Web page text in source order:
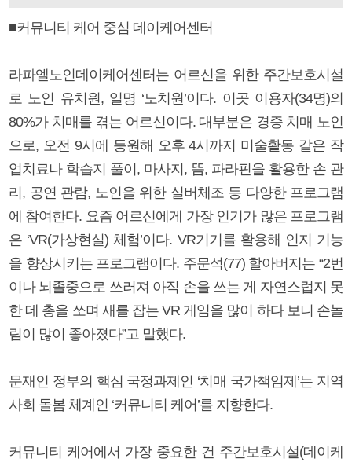
■커뮤니티 케어 중심 데이케어센터
라파엘노인데이케어센터는 어르신을 위한 주간보호시설
로 노인 유치원, 일명 ‘노치원’이다. 이곳 이용자(34명)의
80%가 치매를 겪는 어르신이다. 대부분은 경증 치매 노인
으로, 오전 9시에 등원해 오후 4시까지 미술활동 같은 작
업치료나 학습지 풀이, 마사지, 뜸, 파라핀을 활용한 손 관
리, 공연 관람, 노인을 위한 실버체조 등 다양한 프로그램
에 참여한다. 요즘 어르신에게 가장 인기가 많은 프로그램
은 ‘VR(가상현실) 체험’이다. VR기기를 활용해 인지 기능
을 향상시키는 프로그램이다. 주문석(77) 할아버지는 “2번
이나 뇌졸중으로 쓰러져 아직 손을 쓰는 게 자연스럽지 못
한 데 총을 쏘며 새를 잡는 VR 게임을 많이 하다 보니 손놀
림이 많이 좋아졌다”고 말했다.
문재인 정부의 핵심 국정과제인 ‘치매 국가책임제’는 지역
사회 돌봄 체계인 ‘커뮤니티 케어’를 지향한다.
커뮤니티 케어에서 가장 중요한 건 주간보호시설(데이케